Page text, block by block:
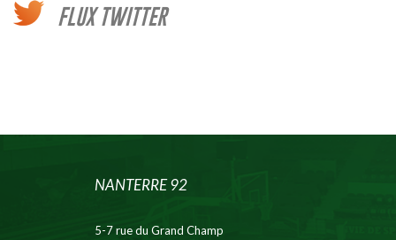
FLUX TWITTER
NANTERRE 92
5-7 rue du Grand Champ